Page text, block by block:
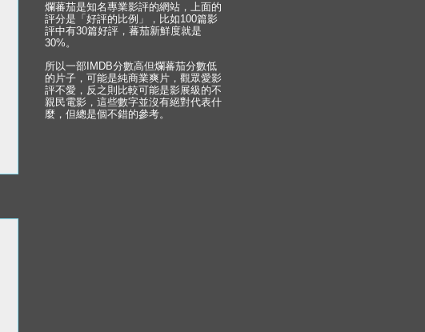
爛蕃茄是知名專業影評的網站，上面的
評分是「好評的比例」，比如100篇影
評中有30篇好評，蕃茄新鮮度就是
30%。
所以一部IMDB分數高但爛蕃茄分數低
的片子，可能是純商業爽片，觀眾愛影
評不愛，反之則比較可能是影展級的不
親民電影，這些數字並沒有絕對代表什
麼，但總是個不錯的參考。